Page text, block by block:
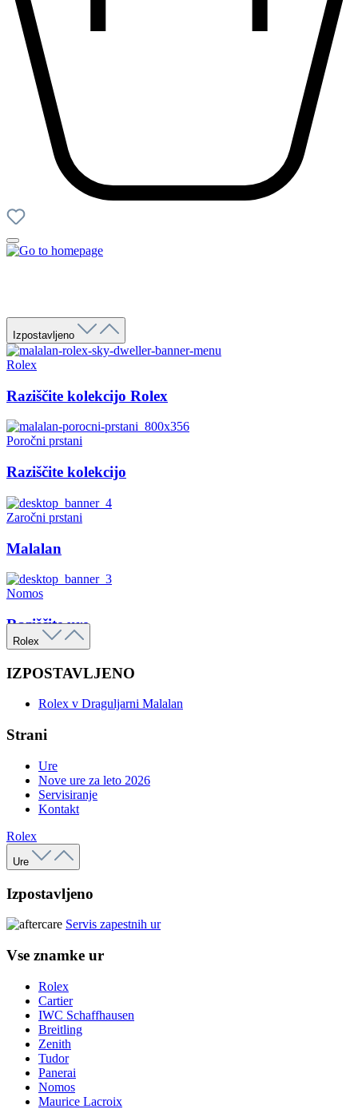
Izpostavljeno
Rolex
Raziščite kolekcijo Rolex
Poročni prstani
Raziščite kolekcijo
Zaročni prstani
Malalan
Nomos
Raziščite ure
Rolex
IZPOSTAVLJENO
Rolex v Draguljarni Malalan
Strani
Ure
Nove ure za leto 2026
Servisiranje
Kontakt
Rolex
Ure
Izpostavljeno
Servis zapestnih ur
Vse znamke ur
Rolex
Cartier
IWC Schaffhausen
Breitling
Zenith
Tudor
Panerai
Nomos
Maurice Lacroix